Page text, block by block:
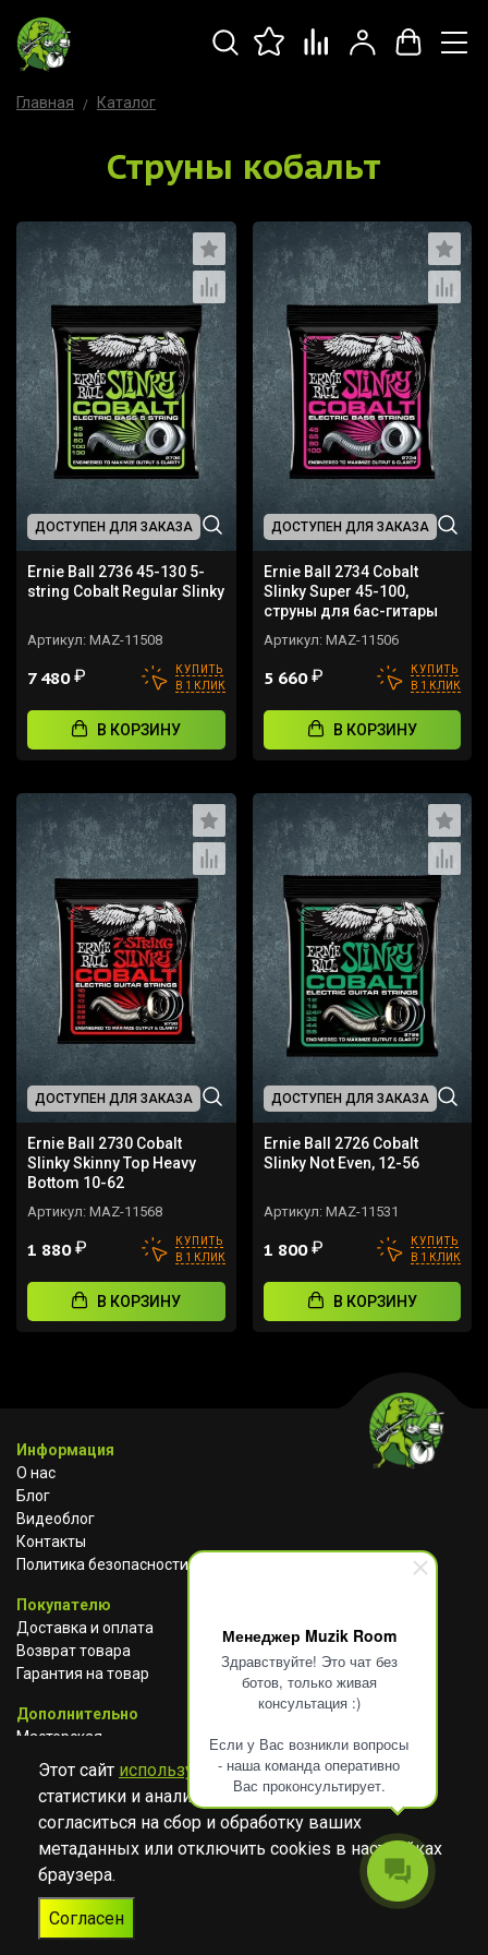
Менеджер Muzik Room
Здравствуйте! Это чат без
ботов, только живая
консультация :)
Если у Вас возникли вопросы
- наша команда оперативно
Вас проконсультирует.
Главная Каталог
Струны кобальт
ДОСТУПЕН ДЛЯ ЗАКАЗА
Ernie Ball 2736 45-130 5-
string Cobalt Regular Slinky
Артикул: MAZ-11508
7 480₽
КУПИТЬ
В 1 КЛИК
В КОРЗИНУ
ДОСТУПЕН ДЛЯ ЗАКАЗА
Ernie Ball 2734 Cobalt
Slinky Super 45-100,
струны для бас-гитары
Артикул: MAZ-11506
5 660₽
КУПИТЬ
В 1 КЛИК
В КОРЗИНУ
ДОСТУПЕН ДЛЯ ЗАКАЗА
Ernie Ball 2730 Cobalt
Slinky Skinny Top Heavy
Bottom 10-62
Артикул: MAZ-11568
1 880₽
КУПИТЬ
В 1 КЛИК
В КОРЗИНУ
ДОСТУПЕН ДЛЯ ЗАКАЗА
Ernie Ball 2726 Cobalt
Slinky Not Even, 12-56
Артикул: MAZ-11531
1 800₽
КУПИТЬ
В 1 КЛИК
В КОРЗИНУ
Информация
О нас
Блог
Видеоблог
Контакты
Политика безопасности
Покупателю
Доставка и оплата
Возврат товара
Гарантия на товар
Дополнительно
Мастерская
Сотрудничество
АВИТО
TELEGRAM
YOUTUBE
© Музыкальный магазин Muzik Room, 2023-2026
Этот сайт использует cookies для сбора
статистики и анализа работы сайта. Просим
согласиться на сбор и обработку ваших
метаданных или отключить cookies в настройках
браузера.
Согласен